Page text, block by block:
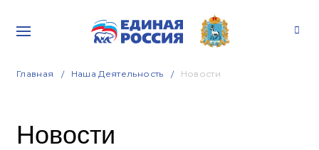
Главная Наша Деятельность Новости
Новости